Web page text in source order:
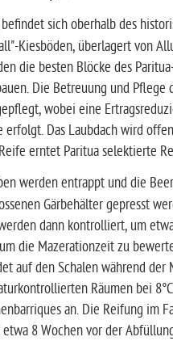
sich oberhalb des
Kiesböden, überlagert von
die besten Blöcke des
Die Betreuung und
wobei eine
erfolgt. Das Laubdach wird
erntet Paritua selektierte
werden entrappt und die
Gärbehälter gepresst
dann kontrolliert, um
die Mazerationzeit zu
auf den Schalen während
Räumen bei
an. Die Reifung im
8 Wochen vor der